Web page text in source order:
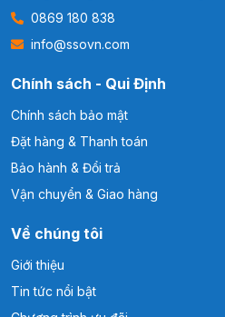
0869 180 838
info@ssovn.com
Chính sách - Qui Định
Chính sách bảo mật
Đặt hàng & Thanh toán
Bảo hành & Đổi trả
Vận chuyển & Giao hàng
Về chúng tôi
Giới thiệu
Tin tức nổi bật